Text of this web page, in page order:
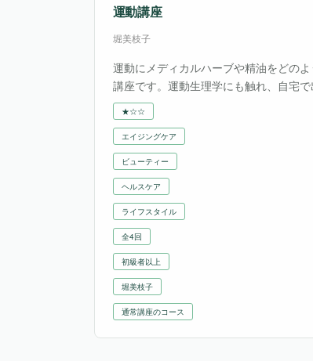
運動講座
堀美枝子
運動にメディカルハーブや精油をどの
講座です。運動生理学にも触れ、自宅
ィカルハーブと精油の解説のほか、気
★☆☆
エイジングケア
ビューティー
ヘルスケア
ライフスタイル
全4回
初級者以上
堀美枝子
通常講座のコース